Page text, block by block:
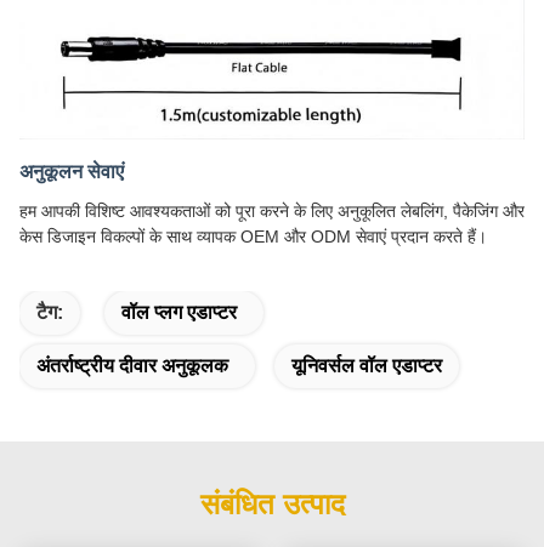
अनुकूलन सेवाएं
हम आपकी विशिष्ट आवश्यकताओं को पूरा करने के लिए अनुकूलित लेबलिंग, पैकेजिंग और
केस डिजाइन विकल्पों के साथ व्यापक OEM और ODM सेवाएं प्रदान करते हैं।
टैग: वॉल प्लग एडाप्टर
अंतर्राष्ट्रीय दीवार अनुकूलक यूनिवर्सल वॉल एडाप्टर
संबंधित उत्पाद